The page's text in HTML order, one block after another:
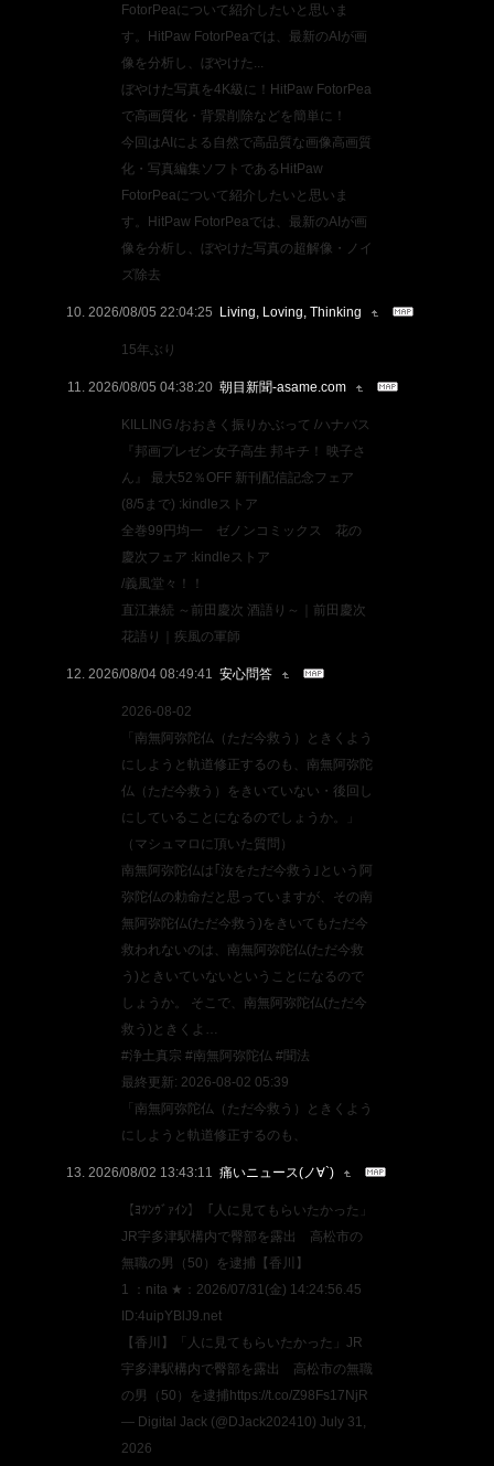
FotorPeaについて紹介したいと思いま
す。HitPaw FotorPeaでは、最新のAIが画
像を分析し、ぼやけた...
ぼやけた写真を4K級に！HitPaw FotorPea
で高画質化・背景削除などを簡単に！
今回はAIによる自然で高品質な画像高画質
化・写真編集ソフトであるHitPaw
FotorPeaについて紹介したいと思いま
す。HitPaw FotorPeaでは、最新のAIが画
像を分析し、ぼやけた写真の超解像・ノイ
ズ除去
2026/08/05 22:04:25 Living, Loving, Thinking
15年ぶり
2026/08/05 04:38:20 朝目新聞-asame.com
KILLING /おおきく振りかぶって /ハナバス
『邦画プレゼン女子高生 邦キチ！ 映子さ
ん』 最大52％OFF 新刊配信記念フェア
(8/5まで) :kindleストア
全巻99円均一 ゼノンコミックス 花の
慶次フェア :kindleストア
/義風堂々！！
直江兼続 ～前田慶次 酒語り～｜前田慶次
花語り｜疾風の軍師
2026/08/04 08:49:41 安心問答
2026-08-02
「南無阿弥陀仏（ただ今救う）ときくよう
にしようと軌道修正するのも、南無阿弥陀
仏（ただ今救う）をきいていない・後回し
にしていることになるのでしょうか。」
（マシュマロに頂いた質問）
南無阿弥陀仏は｢汝をただ今救う｣という阿
弥陀仏の勅命だと思っていますが、その南
無阿弥陀仏(ただ今救う)をきいてもただ今
救われないのは、南無阿弥陀仏(ただ今救
う)ときいていないということになるので
しょうか。 そこで、南無阿弥陀仏(ただ今
救う)ときくよ…
#浄土真宗 #南無阿弥陀仏 #聞法
最終更新: 2026-08-02 05:39
「南無阿弥陀仏（ただ今救う）ときくよう
にしようと軌道修正するのも、
2026/08/02 13:43:11 痛いニュース(ノ∀`)
【ﾖﾂﾝｳﾞｧｲﾝ】「人に見てもらいたかった」
JR宇多津駅構内で臀部を露出 高松市の
無職の男（50）を逮捕【香川】
1 ：nita ★：2026/07/31(金) 14:24:56.45
ID:4uipYBlJ9.net
【香川】「人に見てもらいたかった」JR
宇多津駅構内で臀部を露出 高松市の無職
の男（50）を逮捕https://t.co/Z98Fs17NjR
— Digital Jack (@DJack202410) July 31,
2026